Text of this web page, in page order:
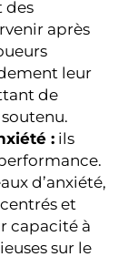
des
après
leur
de
: ils
d’anxiété,
et
capacité à
sur le